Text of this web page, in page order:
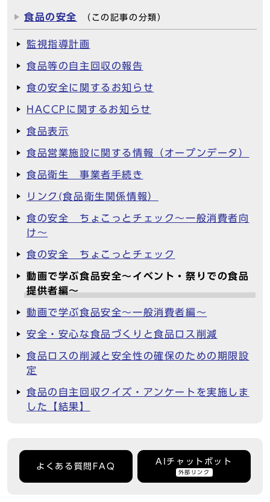
食品の安全 （この記事の分類）
監視指導計画
食品等の自主回収の報告
食の安全に関するお知らせ
HACCPに関するお知らせ
食品表示
食品営業施設に関する情報（オープンデータ）
食品衛生 事業者手続き
リンク(食品衛生関係情報）
食の安全 ちょこっとチェック～一般消費者向
け～
食の安全 ちょこっとチェック
動画で学ぶ食品安全～イベント・祭りでの食品
提供者編～
動画で学ぶ食品安全～一般消費者編～
安全・安心な食品づくりと食品ロス削減
食品ロスの削減と安全性の確保のための期限設
定
食品の自主回収クイズ・アンケートを実施しま
した【結果】
よくある質問FAQ
AIチャットボット
外部リンク